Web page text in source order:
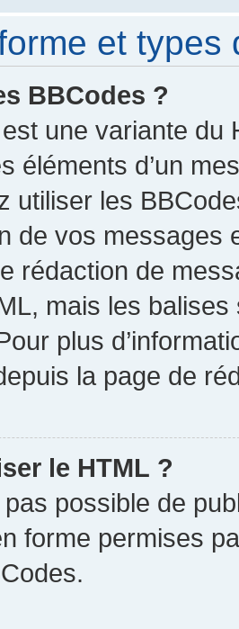
et types
BBCodes ?
une variante du
éléments d’un
utiliser les
de vos messages
rédaction de
mais les
plus
la page de
le HTML ?
pas possible de
forme permises